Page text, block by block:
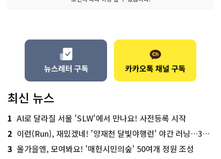
최신 뉴스
1 AI로 달라질 서울 'SLW'에서 만나요! 사전등록 시작
2 이런(Run), 재밌겠네! '양재천 달빛야행런' 야간 러닝…300명 모집
3 올가을엔, 모여봐요! '매헌시민의숲' 50여개 정원 조성